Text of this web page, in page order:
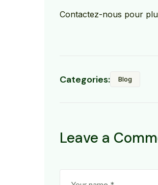
Contactez-nous pour
Categories: Blog
Leave a